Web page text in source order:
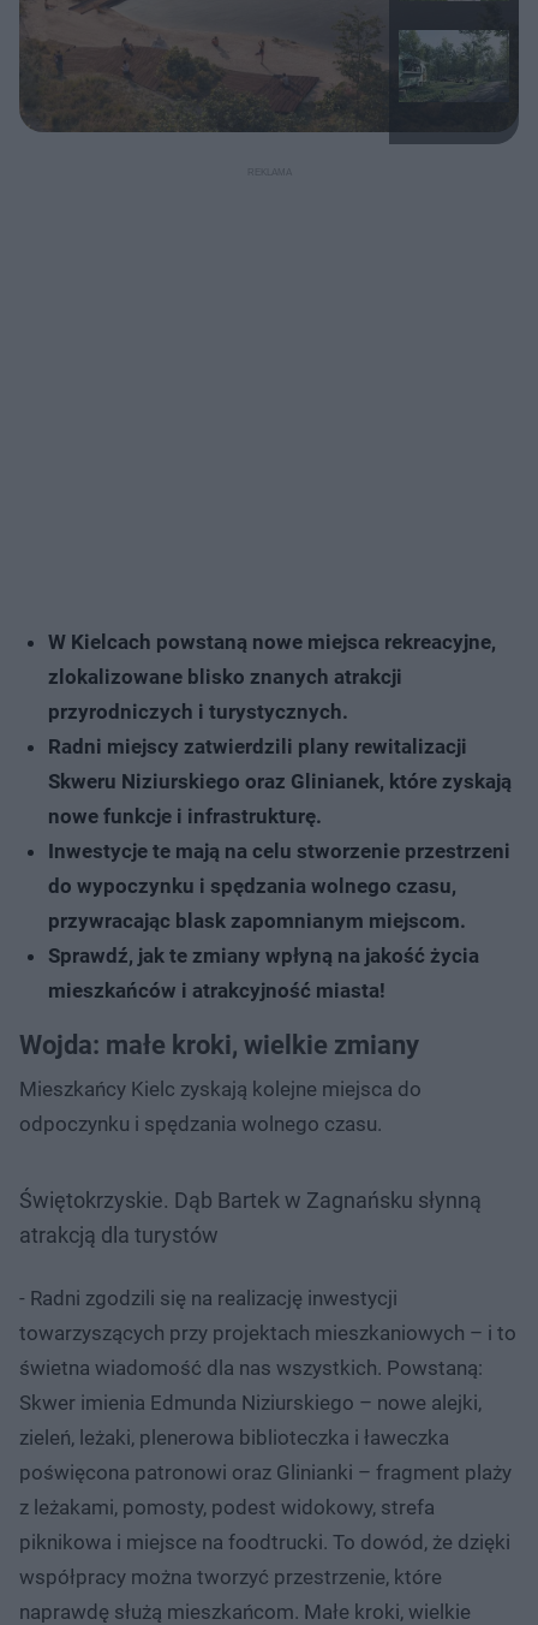
W Kielcach powstaną nowe miejsca rekreacyjne,
zlokalizowane blisko znanych atrakcji
przyrodniczych i turystycznych.
Radni miejscy zatwierdzili plany rewitalizacji
Skweru Niziurskiego oraz Glinianek, które zyskają
nowe funkcje i infrastrukturę.
Inwestycje te mają na celu stworzenie przestrzeni
do wypoczynku i spędzania wolnego czasu,
przywracając blask zapomnianym miejscom.
Sprawdź, jak te zmiany wpłyną na jakość życia
mieszkańców i atrakcyjność miasta!
Wojda: małe kroki, wielkie zmiany
Mieszkańcy Kielc zyskają kolejne miejsca do
odpoczynku i spędzania wolnego czasu.
Świętokrzyskie. Dąb Bartek w Zagnańsku słynną
atrakcją dla turystów
- Radni zgodzili się na realizację inwestycji
towarzyszących przy projektach mieszkaniowych – i to
świetna wiadomość dla nas wszystkich. Powstaną:
Skwer imienia Edmunda Niziurskiego – nowe alejki,
zieleń, leżaki, plenerowa biblioteczka i ławeczka
poświęcona patronowi oraz Glinianki – fragment plaży
z leżakami, pomosty, podest widokowy, strefa
piknikowa i miejsce na foodtrucki. To dowód, że dzięki
współpracy można tworzyć przestrzenie, które
naprawdę służą mieszkańcom. Małe kroki, wielkie